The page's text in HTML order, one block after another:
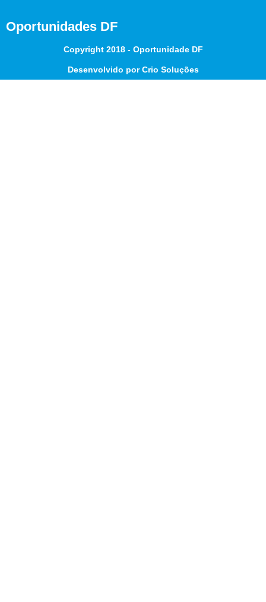
Oportunidades DF
Copyright 2018 - Oportunidade DF
Desenvolvido por Crio Soluções